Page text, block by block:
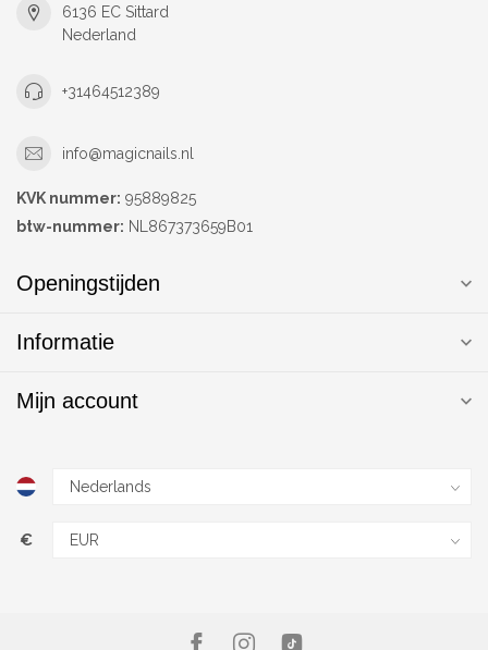
6136 EC Sittard
Nederland
+31464512389
info@magicnails.nl
KVK nummer: 95889825
btw-nummer: NL867373659B01
Openingstijden
Informatie
Mijn account
€